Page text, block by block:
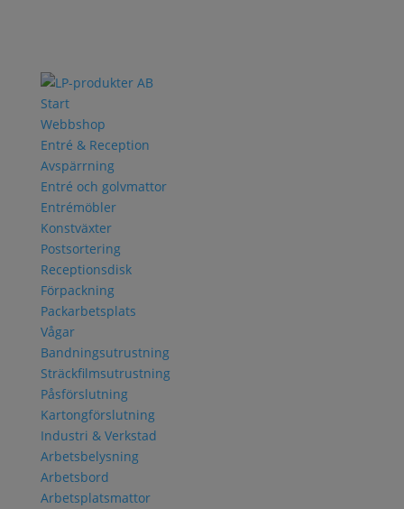
Start
Webbshop
Entré & Reception
Avspärrning
Entré och golvmattor
Entrémöbler
Konstväxter
Postsortering
Receptionsdisk
Förpackning
Packarbetsplats
Vågar
Bandningsutrustning
Sträckfilmsutrustning
Påsförslutning
Kartongförslutning
Industri & Verkstad
Arbetsbelysning
Arbetsbord
Arbetsplatsmattor